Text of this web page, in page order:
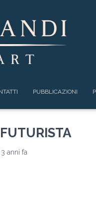
PUBBLICAZIONI
3 anni fa